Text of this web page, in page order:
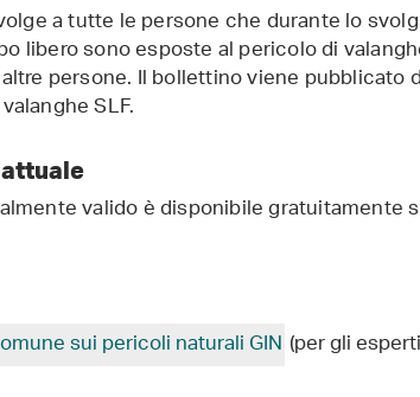
a tutte le persone che durante lo
libero sono esposte al pericolo di
persone. Il bollettino viene pubblicato
SLF.
valido è disponibile gratuitamente
sui pericoli naturali GIN (per gli